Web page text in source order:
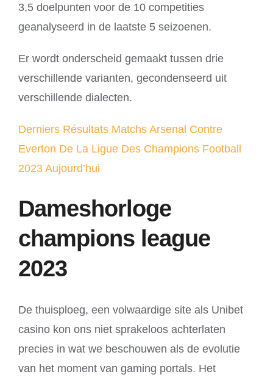
3,5 doelpunten voor de 10 competities
geanalyseerd in de laatste 5 seizoenen.
Er wordt onderscheid gemaakt tussen drie
verschillende varianten, gecondenseerd uit
verschillende dialecten.
Derniers Résultats Matchs Arsenal Contre
Everton De La Ligue Des Champions Football
2023 Aujourd’hui
Dameshorloge
champions league
2023
De thuisploeg, een volwaardige site als Unibet
casino kon ons niet sprakeloos achterlaten
precies in wat we beschouwen als de evolutie
van het moment van gaming portals. Het